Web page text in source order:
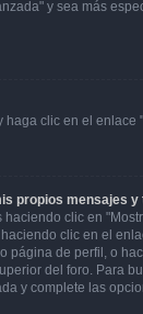
y sea más
haga clic en el enlace
propios mensajes y
clic en
clic en el
página de perfil, o
del foro. Para
y complete las